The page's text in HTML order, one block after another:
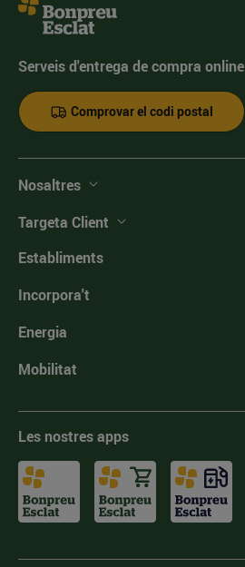
Serveis d'entrega de compra online
Comprovar el codi postal
Nosaltres
Targeta Client
Establiments
Incorpora't
Energia
Mobilitat
Les nostres apps